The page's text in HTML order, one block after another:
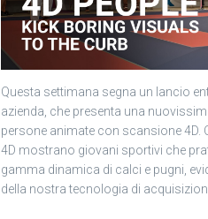
Questa settimana segna un lancio
azienda, che presenta una
persone animate con scansione 4D.
4D mostrano giovani sportivi che
gamma dinamica di calci e pugni,
della nostra tecnologia di